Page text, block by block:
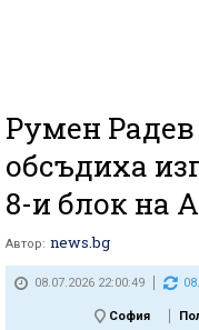
Румен Радев
обсъдиха
8-и блок на
Автор: news.bg
08.07.2026 22:00:49
София